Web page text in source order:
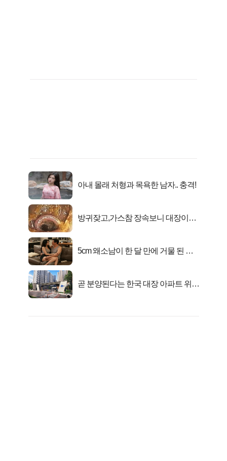
아내 몰래 처형과 목욕한 남자.. 충격!
방귀잦고,가스참 장속보니 대장이아
5cm 왜소남이 한 달 만에 거물 된 사
곧 분양된다는 한국 대장 아파트 위치